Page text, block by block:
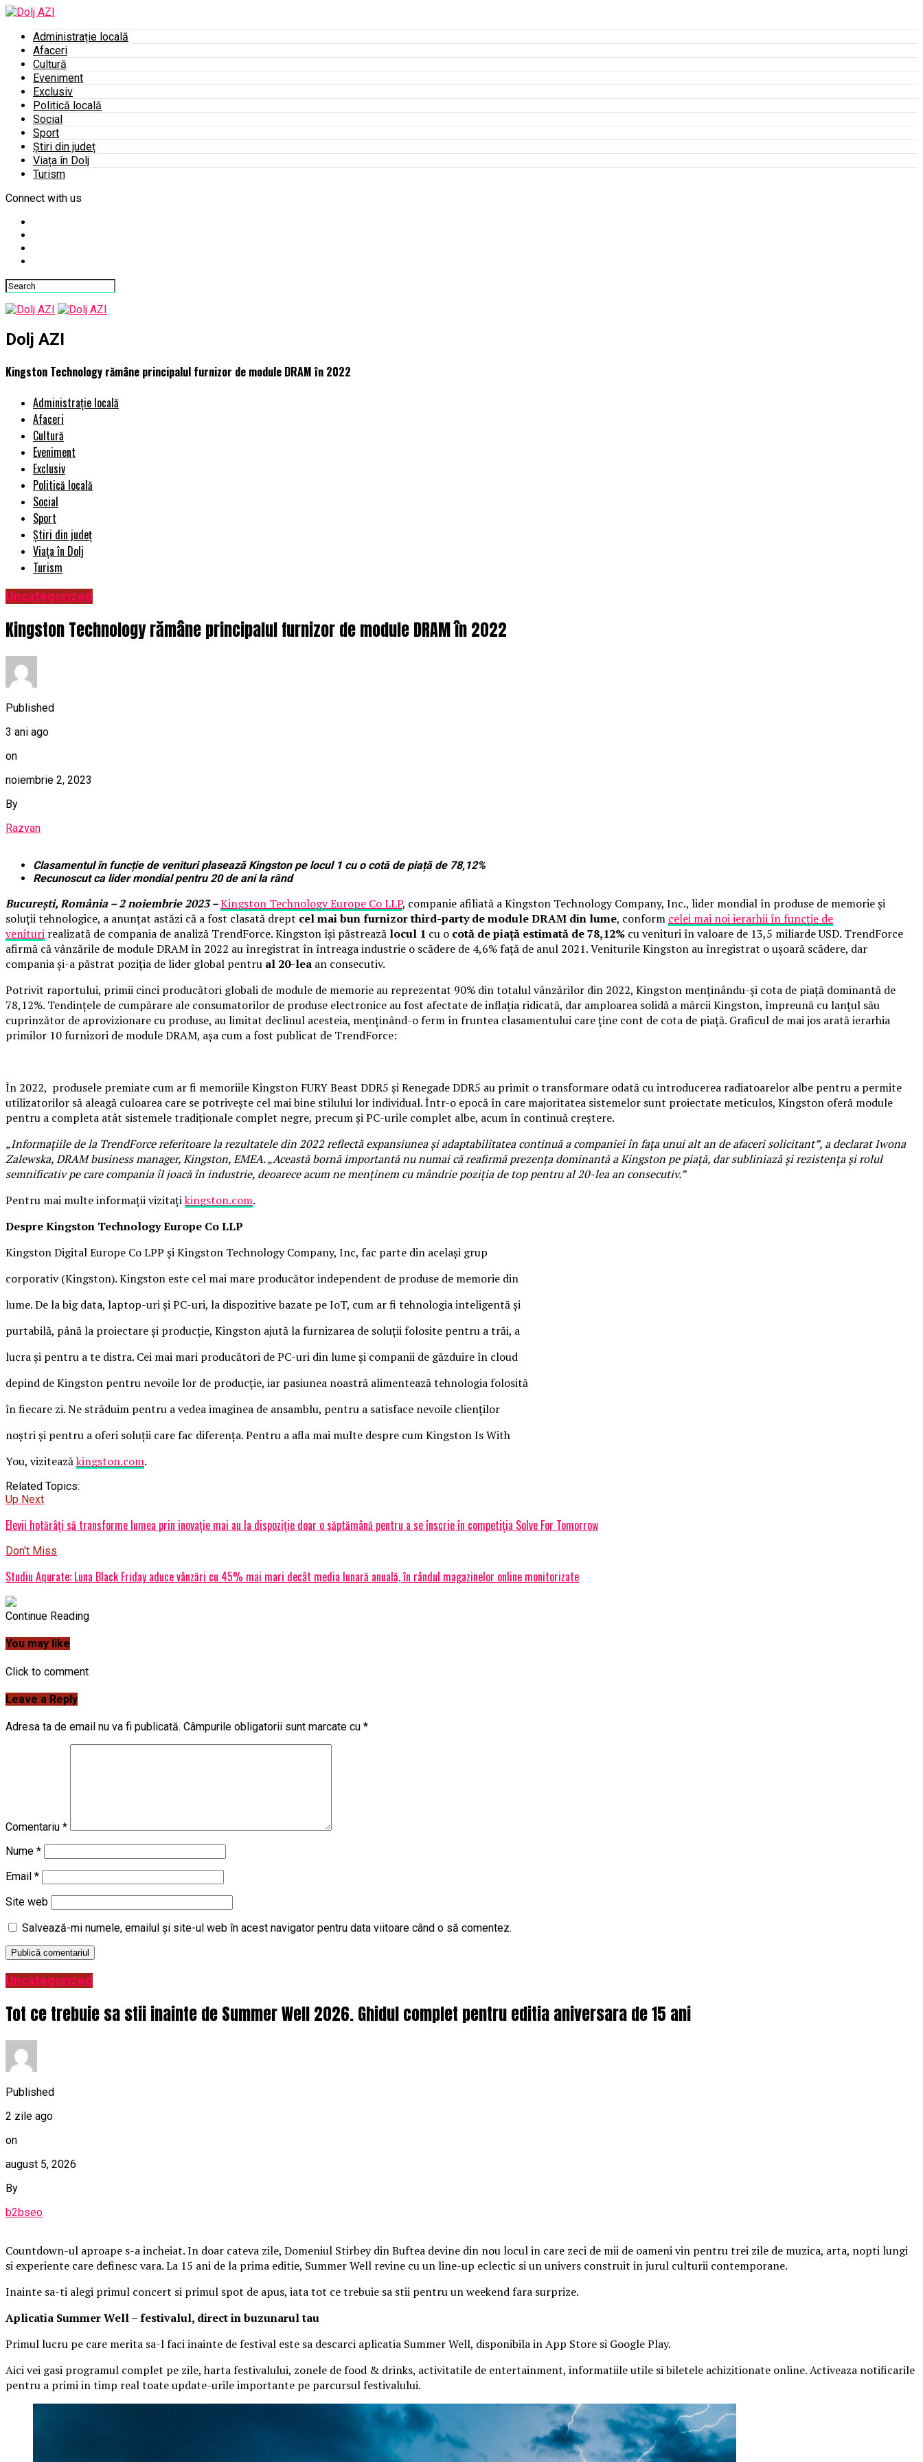
Administrație locală
Afaceri
Cultură
Eveniment
Exclusiv
Politică locală
Social
Sport
Știri din județ
Viața în Dolj
Turism
Connect with us
Dolj AZI
Kingston Technology rămâne principalul furnizor de module DRAM în 2022
Administrație locală
Afaceri
Cultură
Eveniment
Exclusiv
Politică locală
Social
Sport
Știri din județ
Viața în Dolj
Turism
Uncategorized
Kingston Technology rămâne principalul furnizor de module DRAM în 2022
Published
3 ani ago
on
noiembrie 2, 2023
By
Razvan
Clasamentul în funcție de venituri plasează Kingston pe locul 1 cu o cotă de piață de 78,12%
Recunoscut ca lider mondial pentru 20 de ani la rând
București, România – 2 noiembrie 2023 –Kingston Technology Europe Co LLP, companie afiliată a Kingston Technology Company, Inc., lider mondial în produse de memorie și
soluții tehnologice, a anunțat astăzi că a fost clasată drept cel mai bun furnizor third-party de module DRAM din lume, conform celei mai noi ierarhii în funcție de
venituri realizată de compania de analiză TrendForce. Kingston își păstrează locul 1 cu o cotă de piață estimată de78,12% cu venituri în valoare de 13,5 miliarde USD. TrendForce
afirmă că vânzările de module DRAM în 2022 au înregistrat în întreaga industrie o scădere de 4,6% față de anul 2021. Veniturile Kingston au înregistrat o ușoară scădere, dar
compania și-a păstrat poziția de lider global pentru al 20-lea an consecutiv.
Potrivit raportului, primii cinci producători globali de module de memorie au reprezentat 90% din totalul vânzărilor din 2022, Kingston menținându-și cota de piață dominantă de
78,12%. Tendințele de cumpărare ale consumatorilor de produse electronice au fost afectate de inflația ridicată, dar amploarea solidă a mărcii Kingston, împreună cu lanțul său
cuprinzător de aprovizionare cu produse, au limitat declinul acesteia, menținând-o ferm în fruntea clasamentului care ține cont de cota de piață. Graficul de mai jos arată ierarhia
primilor 10 furnizori de module DRAM, așa cum a fost publicat de TrendForce:
În 2022, produsele premiate cum ar fi memoriile Kingston FURY Beast DDR5 și Renegade DDR5 au primit o transformare odată cu introducerea radiatoarelor albe pentru a permite
utilizatorilor să aleagă culoarea care se potrivește cel mai bine stilului lor individual. Într-o epocă în care majoritatea sistemelor sunt proiectate meticulos, Kingston oferă module
pentru a completa atât sistemele tradiționale complet negre, precum și PC-urile complet albe, acum în continuă creștere.
„Informațiile de la TrendForce referitoare la rezultatele din 2022 reflectă expansiunea și adaptabilitatea continuă a companiei în fața unui alt an de afaceri solicitant”, a declarat Iwona
Zalewska, DRAM business manager, Kingston, EMEA. „Această bornă importantă nu numai că reafirmă prezența dominantă a Kingston pe piață, dar subliniază și rezistența și rolul
semnificativ pe care compania îl joacă în industrie, deoarece acum ne menținem cu mândrie poziția de top pentru al 20-lea an consecutiv.”
Pentru mai multe informații vizitațikingston.com.
Despre Kingston Technology Europe Co LLP
Kingston Digital Europe Co LPP și Kingston Technology Company, Inc, fac parte din același grup
corporativ (Kingston). Kingston este cel mai mare producător independent de produse de memorie din
lume. De la big data, laptop-uri și PC-uri, la dispozitive bazate pe IoT, cum ar fi tehnologia inteligentă și
purtabilă, până la proiectare și producție, Kingston ajută la furnizarea de soluții folosite pentru a trăi, a
lucra și pentru a te distra. Cei mai mari producători de PC-uri din lume și companii de găzduire în cloud
depind de Kingston pentru nevoile lor de producție, iar pasiunea noastră alimentează tehnologia folosită
în fiecare zi. Ne străduim pentru a vedea imaginea de ansamblu, pentru a satisface nevoile clienților
noștri și pentru a oferi soluții care fac diferența. Pentru a afla mai multe despre cum Kingston Is With
You, viziteazăkingston.com.
Related Topics:
Up Next
Elevii hotărâți să transforme lumea prin inovație mai au la dispoziție doar o săptămână pentru a se înscrie în competiția Solve For Tomorrow
Don't Miss
Studiu Aqurate: Luna Black Friday aduce vânzări cu 45% mai mari decât media lunară anuală, în rândul magazinelor online monitorizate
Continue Reading
You may like
Click to comment
Leave a Reply
Adresa ta de email nu va fi publicată. Câmpurile obligatorii sunt marcate cu *
Comentariu *
Nume *
Email *
Site web
Salvează-mi numele, emailul și site-ul web în acest navigator pentru data viitoare când o să comentez.
Uncategorized
Tot ce trebuie sa stii inainte de Summer Well 2026. Ghidul complet pentru editia aniversara de 15 ani
Published
2 zile ago
on
august 5, 2026
By
b2bseo
Countdown-ul aproape s-a incheiat. In doar cateva zile, Domeniul Stirbey din Buftea devine din nou locul in care zeci de mii de oameni vin pentru trei zile de muzica, arta, nopti lungi
si experiente care definesc vara. La 15 ani de la prima editie, Summer Well revine cu un line-up eclectic si un univers construit in jurul culturii contemporane.
Inainte sa-ti alegi primul concert si primul spot de apus, iata tot ce trebuie sa stii pentru un weekend fara surprize.
Aplicatia Summer Well– festivalul, direct in buzunarul tau
Primul lucru pe care merita sa-l faci inainte de festival este sa descarci aplicatia Summer Well, disponibila in App Store si Google Play.
Aici vei gasi programul complet pe zile, harta festivalului, zonele de food & drinks, activitatile de entertainment, informatiile utile si biletele achizitionate online. Activeaza notificarile
pentru a primi in timp real toate update-urile importante pe parcursul festivalului.